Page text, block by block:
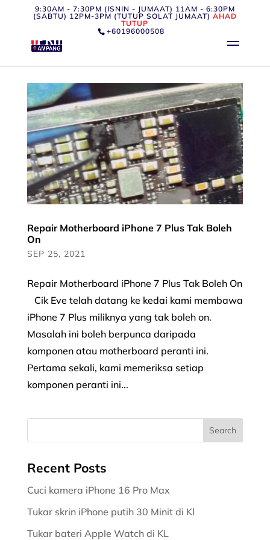
9:30AM - 7:30PM (ISNIN - JUMAAT) 11AM - 6:30PM
(SABTU) 12PM-3PM (TUTUP SOLAT JUMAAT) AHAD
TUTUP
+60196000508
Repair Motherboard iPhone 7 Plus Tak Boleh
On
SEP 25, 2021
Repair Motherboard iPhone 7 Plus Tak Boleh On
Cik Eve telah datang ke kedai kami membawa
iPhone 7 Plus miliknya yang tak boleh on.
Masalah ini boleh berpunca daripada
komponen atau motherboard peranti ini.
Pertama sekali, kami memeriksa setiap
komponen peranti ini...
Recent Posts
Cuci kamera iPhone 16 Pro Max
Tukar skrin iPhone putih 30 Minit di Kl
Tukar bateri Apple Watch di KL